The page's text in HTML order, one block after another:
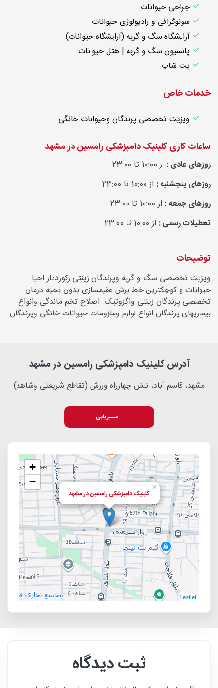
جراحی حیوانات
سونوگرافی و رادیولوژی حیوانات
آرایشگاه سگ و گربه (آرایشگاه حیوانات)
پانسیون سگ و گربه | هتل حیوانات
پت شاپ
خدمات خاص
ویزیت تخصصی پرندگان وحیوانات خانگی
ساعات کاری کلینیک دامپزشکی رامسین در مشهد
روزهای عادی : از 10:00 تا 23:00
روزهای پنجشنبه : از 10:00 تا 23:00
روزهای جمعه : از 10:00 تا 23:00
تعطیلات رسمی : از 10:00 تا 23:00
توضیحات
ویزیت تخصصی سگ و گربه وپرندگان زینتی رکورددار احیا
حیوانات و کوچکترین خط برش عقیمسازی بدون بخیه درمان
تخصصی پرندگان زینتی واگزوتیک. اصلاح تخم ماندگی وانواع
بیماریهای پرندگان انواع لوازم وملزومات حیوانات خانگی وپرندگان
آدرس کلینیک دامپزشکی رامسین در مشهد
مشهد، قاسم آباد، نبش چهارراه ورزش (تقاطع شریعتی وشاهد)
مسیریابی
کلینیک دامپزشکی رامسین در مشهد
×
+
−
Leaflet
ثبت دیدگاه